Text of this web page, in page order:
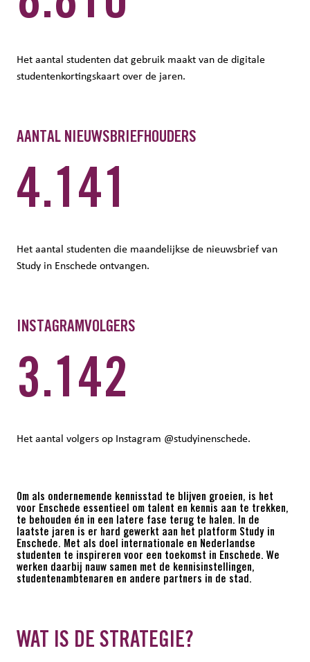
Het aantal studenten dat gebruik maakt van de digitale
studentenkortingskaart over de jaren.
AANTAL NIEUWSBRIEFHOUDERS
4.141
Het aantal studenten die maandelijkse de nieuwsbrief van
Study in Enschede ontvangen.
INSTAGRAMVOLGERS
3.142
Het aantal volgers op Instagram @studyinenschede.
Om als ondernemende kennisstad te blijven groeien, is het
voor Enschede essentieel om talent en kennis aan te trekken,
te behouden én in een latere fase terug te halen. In de
laatste jaren is er hard gewerkt aan het platform Study in
Enschede. Met als doel internationale en Nederlandse
studenten te inspireren voor een toekomst in Enschede. We
werken daarbij nauw samen met de kennisinstellingen,
studentenambtenaren en andere partners in de stad.
WAT IS DE STRATEGIE?